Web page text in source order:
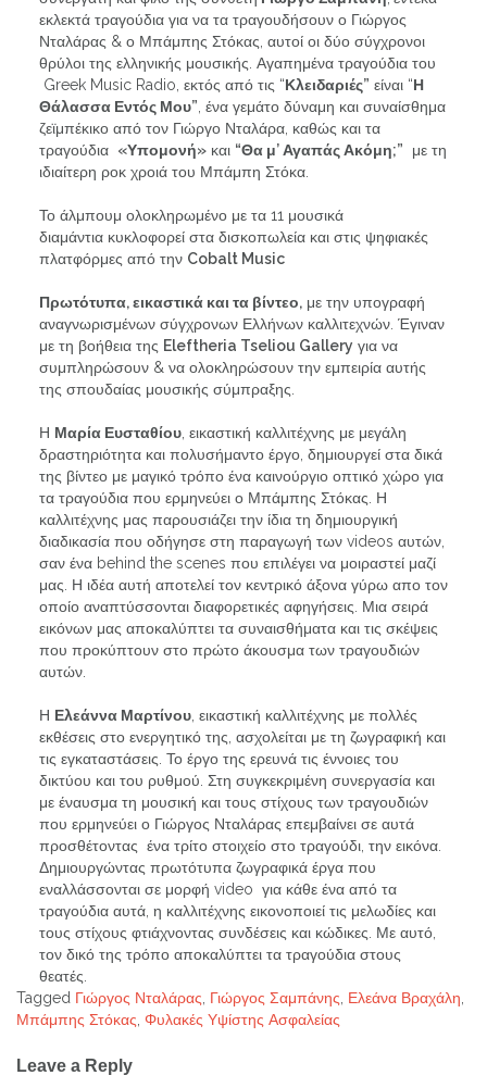
εκλεκτά τραγούδια για να τα τραγουδήσουν ο Γιώργος
Νταλάρας & ο Μπάμπης Στόκας, αυτοί οι δύο σύγχρονοι
θρύλοι της ελληνικής μουσικής. Αγαπημένα τραγούδια του
Greek Music Radio, εκτός από τις “Κλειδαριές” είναι “Η
Θάλασσα Εντός Μου”, ένα γεμάτο δύναμη και συναίσθημα
ζεϊμπέκικο από τον Γιώργο Νταλάρα, καθώς και τα
τραγούδια «Υπομονή» και “Θα μ’ Αγαπάς Ακόμη;”
με τη
ιδιαίτερη ροκ χροιά του Μπάμπη Στόκα.
Το άλμπουμ ολοκληρωμένο με τα 11 μουσικά
διαμάντια κυκλοφορεί στα δισκοπωλεία και στις ψηφιακές
πλατφόρμες από την Cobalt Music
Πρωτότυπα, εικαστικά και τα βίντεο, με την υπογραφή
αναγνωρισμένων σύγχρονων Ελλήνων καλλιτεχνών. Έγιναν
με τη βοήθεια της Eleftheria Tseliou Gallery για να
συμπληρώσουν & να ολοκληρώσουν την εμπειρία αυτής
της σπουδαίας μουσικής σύμπραξης.
Η Μαρία Ευσταθίου, εικαστική καλλιτέχνης με μεγάλη
δραστηριότητα και πολυσήμαντο έργο, δημιουργεί στα δικά
της βίντεο με μαγικό τρόπο ένα καινούργιο οπτικό χώρο για
τα τραγούδια που ερμηνεύει ο Μπάμπης Στόκας. Η
καλλιτέχνης μας παρουσιάζει την ίδια τη δημιουργική
διαδικασία που οδήγησε στη παραγωγή των videos αυτών,
σαν ένα behind the scenes που επιλέγει να μοιραστεί μαζί
μας. Η ιδέα αυτή αποτελεί τον κεντρικό άξονα γύρω απο τον
οποίο αναπτύσσονται διαφορετικές αφηγήσεις. Μια σειρά
εικόνων μας αποκαλύπτει τα συναισθήματα και τις σκέψεις
που προκύπτουν στο πρώτο άκουσμα των τραγουδιών
αυτών.
Η Ελεάννα Μαρτίνου, εικαστική καλλιτέχνης με πολλές
εκθέσεις στο ενεργητικό της, ασχολείται με τη ζωγραφική και
τις εγκαταστάσεις. Το έργο της ερευνά τις έννοιες του
δικτύου και του ρυθμού. Στη συγκεκριμένη συνεργασία και
με έναυσμα τη μουσική και τους στίχους των τραγουδιών
που ερμηνεύει ο Γιώργος Νταλάρας επεμβαίνει σε αυτά
προσθέτοντας ένα τρίτο στοιχείο στο τραγούδι, την εικόνα.
Δημιουργώντας πρωτότυπα ζωγραφικά έργα που
εναλλάσσονται σε μορφή video για κάθε ένα από τα
τραγούδια αυτά, η καλλιτέχνης εικονοποιεί τις μελωδίες και
τους στίχους φτιάχνοντας συνδέσεις και κώδικες. Με αυτό,
τον δικό της τρόπο αποκαλύπτει τα τραγούδια στους
θεατές.
Tagged Γιώργος Νταλάρας, Γιώργος Σαμπάνης, Ελεάνα Βραχάλη,
Μπάμπης Στόκας, Φυλακές Υψίστης Ασφαλείας
navigation
Leave a Reply